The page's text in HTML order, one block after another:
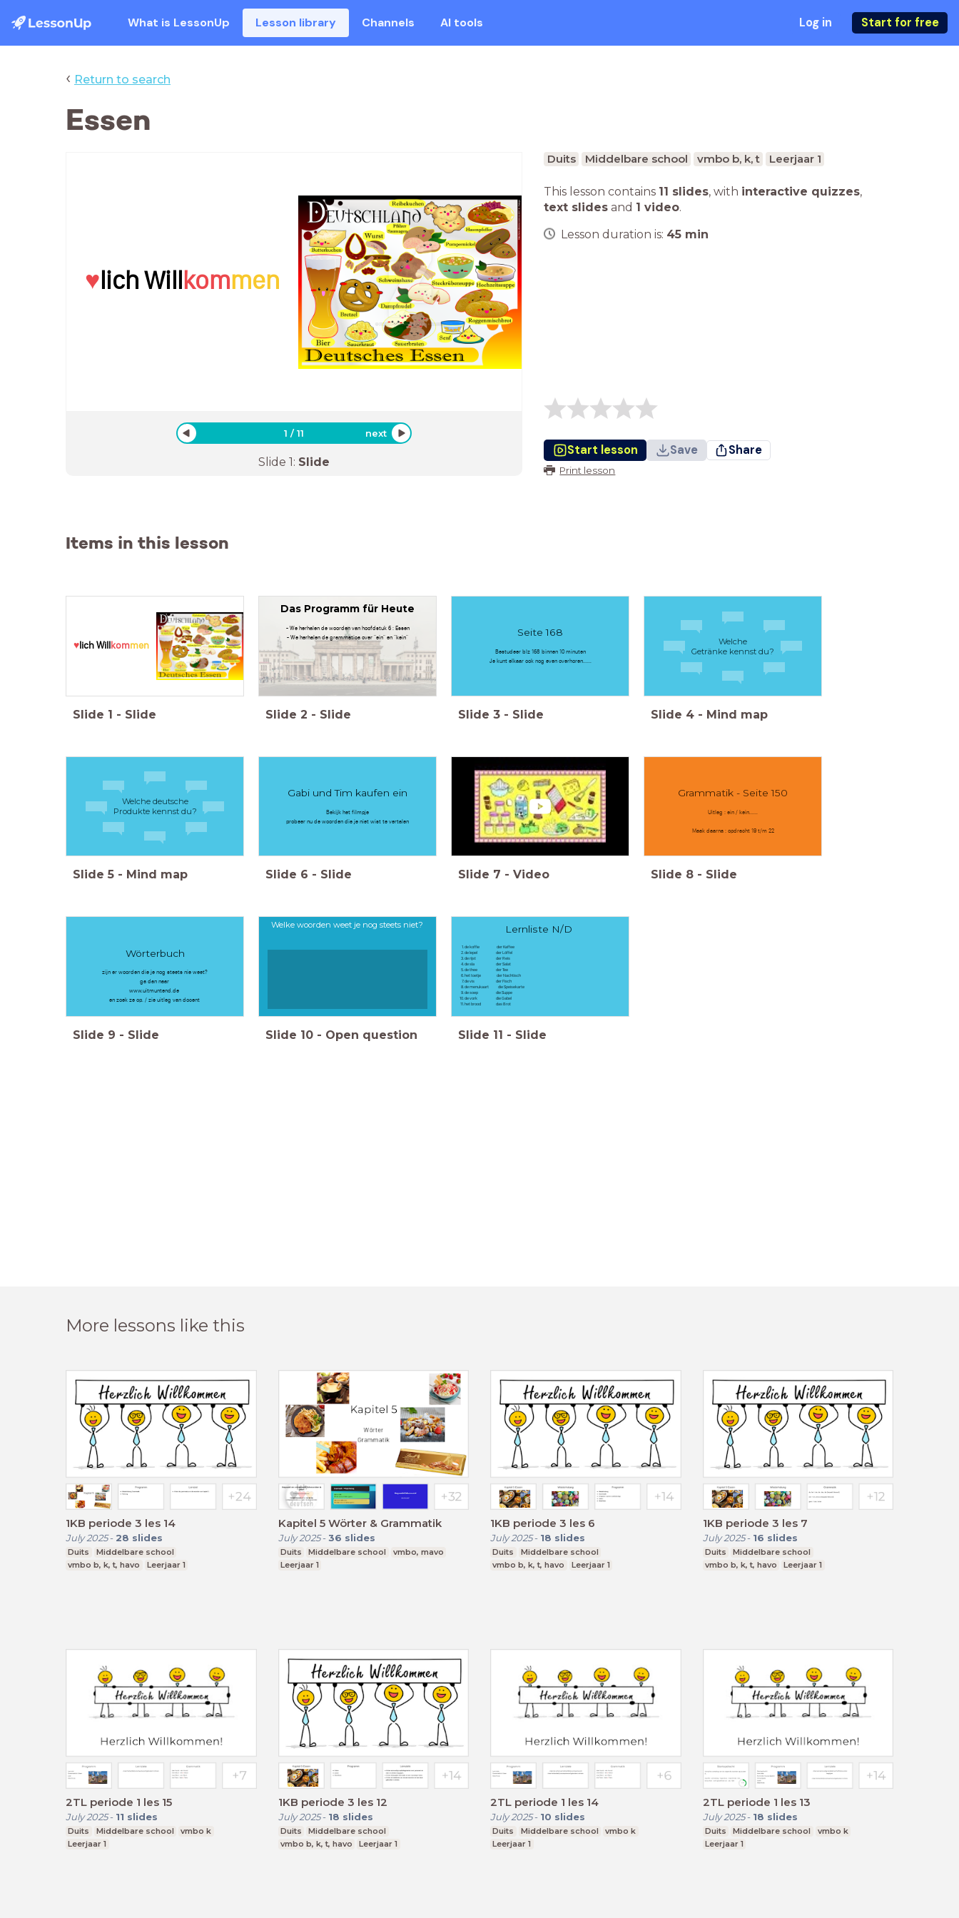
What is LessonUp Lesson library Channels AI tools Log in Start for free
‹ Return to search
Essen
♥lich Willkommen
1 /11 next
Slide 1: Slide
Duits Middelbare school vmbo b, k, t Leerjaar 1
This lesson contains 11 slides, with interactive quizzes,
text slides and 1 video.
Lesson duration is: 45 min
Start lesson Save Share
Print lesson
Items in this lesson
♥lich Willkommen
Slide 1 - Slide
Das Programm für Heute
- We herhalen de woorden van hoofdstuk 6 : Essen
- We herhalen de grammatica over "ein" en "kein"
Slide 2 - Slide
Seite 168
Bestudeer blz 168 binnen 10 minuten
Je kunt elkaar ook nog even overhoren......
Slide 3 - Slide
Welche
Getränke kennst du?
Slide 4 - Mind map
Welche deutsche
Produkte kennst du?
Slide 5 - Mind map
Gabi und Tim kaufen ein
Bekijk het filmpje
probeer nu de woorden die je niet wist te vertalen
Slide 6 - Slide Slide 7 - Video
Grammatik - Seite 150
Uitleg : ein / kein......
Maak daarna : opdracht 19 t/m 22
Slide 8 - Slide
Wörterbuch
zijn er woorden die je nog steets nie weet?
ga dan naar
www.uitmuntend.de
en zoek ze op. / zie uitleg van docent
Slide 9 - Slide
Welke woorden weet je nog steets niet?
Slide 10 - Open question
Lernliste N/D
de koffie der Kaffee
de lepel der Löffel
de rijst der Reis
de sla der Salat
de thee der Tee
het toetje der Nachtisch
de vis der Fisch
de menukaart die Speisekarte
de soep die Suppe
de vork die Gabel
het brood das Brot
Slide 11 - Slide
More lessons like this
1KB periode 3 les 14
July 2025- 28 slides
Duits
Middelbare school
vmbo b, k, t, havo
Leerjaar 1
Kapitel 5 Wörter & Grammatik
July 2025- 36 slides
Duits Middelbare school
vmbo, mavo
Leerjaar 1
1KB periode 3 les 6
July 2025- 18 slides
Duits
Middelbare school
vmbo b, k, t, havo
Leerjaar 1
1KB periode 3 les 7
July 2025- 16 slides
Duits
Middelbare school
vmbo b, k, t, havo
Leerjaar 1
2TL periode 1 les 15
July 2025- 11 slides
Duits Middelbare school
vmbo k
Leerjaar 1
1KB periode 3 les 12
July 2025- 18 slides
Duits
Middelbare school
vmbo b, k, t, havo
Leerjaar 1
2TL periode 1 les 14
July 2025- 10 slides
Duits Middelbare school
vmbo k
Leerjaar 1
2TL periode 1 les 13
July 2025- 18 slides
Duits Middelbare school
vmbo k
Leerjaar 1